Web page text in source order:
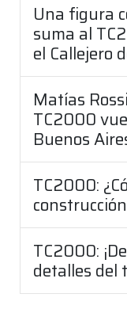
Una figura
suma al
el Callejero
Matías
TC2000
Buenos
TC2000:
TC2000:
detalles del